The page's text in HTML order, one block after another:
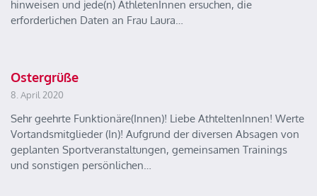
hinweisen und jede(n) AthletenInnen ersuchen, die
erforderlichen Daten an Frau Laura…
Ostergrüße
8. April 2020
Sehr geehrte Funktionäre(Innen)! Liebe AthteltenInnen! Werte
Vortandsmitglieder (In)! Aufgrund der diversen Absagen von
geplanten Sportveranstaltungen, gemeinsamen Trainings
und sonstigen persönlichen…